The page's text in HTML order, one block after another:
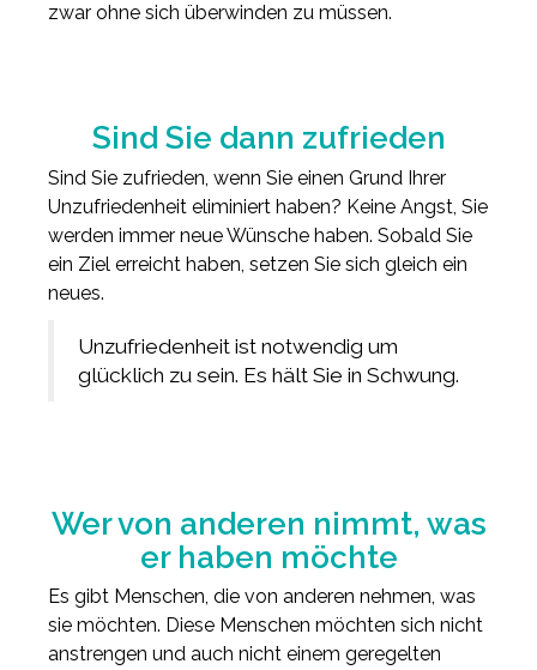
zwar ohne sich überwinden zu müssen.
Sind Sie dann zufrieden
Sind Sie zufrieden, wenn Sie einen Grund Ihrer
Unzufriedenheit eliminiert haben? Keine Angst, Sie
werden immer neue Wünsche haben. Sobald Sie
ein Ziel erreicht haben, setzen Sie sich gleich ein
neues.
Unzufriedenheit ist notwendig um
glücklich zu sein. Es hält Sie in Schwung.
Wer von anderen nimmt, was
er haben möchte
Es gibt Menschen, die von anderen nehmen, was
sie möchten. Diese Menschen möchten sich nicht
anstrengen und auch nicht einem geregelten